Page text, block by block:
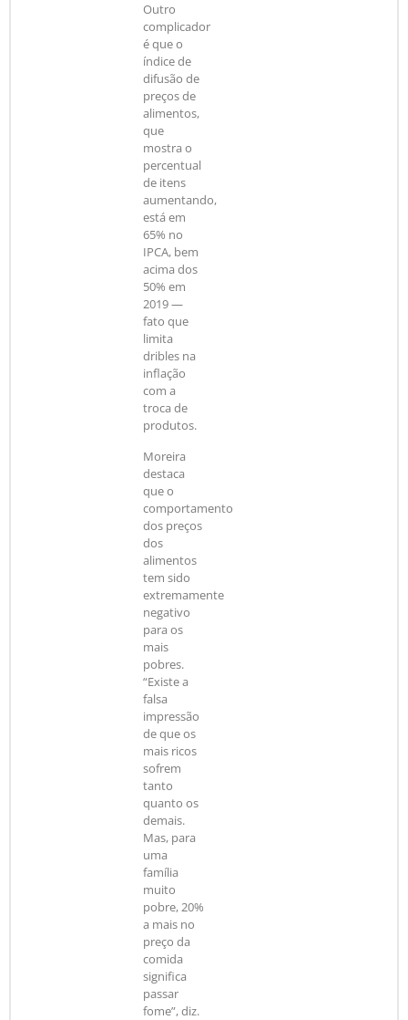
Outro
complicador
é que o
índice de
difusão de
preços de
alimentos,
que
mostra o
percentual
de itens
aumentando,
está em
65% no
IPCA, bem
acima dos
50% em
2019 —
fato que
limita
dribles na
inflação
com a
troca de
produtos.
Moreira
destaca
que o
comportamento
dos preços
dos
alimentos
tem sido
extremamente
negativo
para os
mais
pobres.
“Existe a
falsa
impressão
de que os
mais ricos
sofrem
tanto
quanto os
demais.
Mas, para
uma
família
muito
pobre, 20%
a mais no
preço da
comida
significa
passar
fome”, diz.